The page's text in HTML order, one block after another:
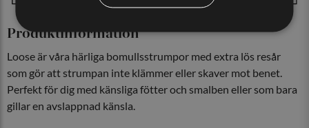
Produktinformation
Loose är våra härliga bomullsstrumpor med extra lös resår
som gör att strumpan inte klämmer eller skaver mot benet.
Perfekt för dig med känsliga fötter och smalben eller som bara
gillar en avslappnad känsla.